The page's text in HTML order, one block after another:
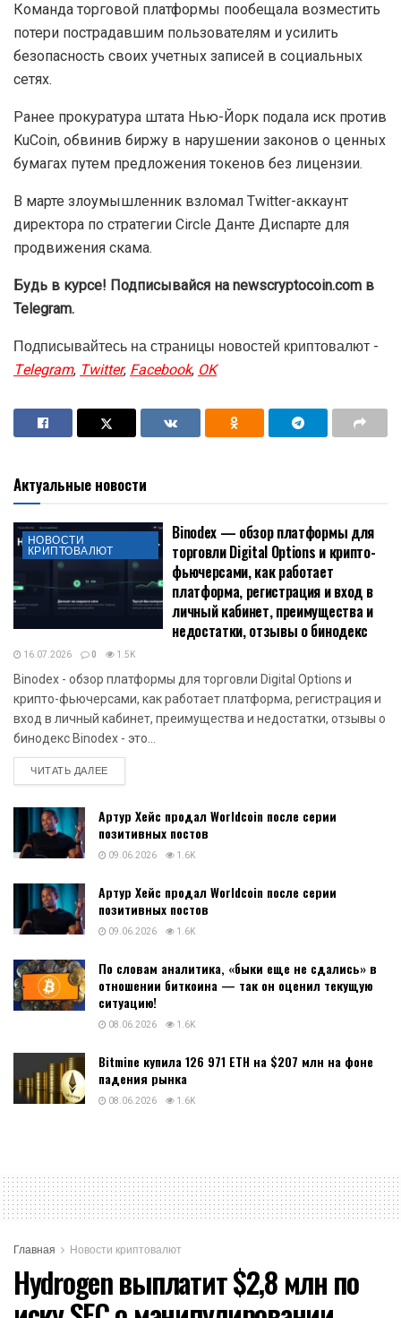
Команда торговой платформы пообещала возместить
потери пострадавшим пользователям и усилить
безопасность своих учетных записей в социальных
сетях.
Ранее прокуратура штата Нью-Йорк подала иск против
KuCoin, обвинив биржу в нарушении законов о ценных
бумагах путем предложения токенов без лицензии.
В марте злоумышленник взломал Twitter-аккаунт
директора по стратегии Circle Данте Диспарте для
продвижения скама.
Будь в курсе! Подписывайся на newscryptocoin.com в
Telegram.
Подписывайтесь на страницы новостей криптовалют -
Telegram,Twitter,Facebook,OK
Актуальные новости
НОВОСТИ
КРИПТОВАЛЮТ
Binodex — обзор платформы для
торговли Digital Options и крипто-
фьючерсами, как работает
платформа, регистрация и вход в
личный кабинет, преимущества и
недостатки, отзывы о бинодекс
16.07.2026 0 1.5K
Binodex - обзор платформы для торговли Digital Options и
крипто-фьючерсами, как работает платформа, регистрация и
вход в личный кабинет, преимущества и недостатки, отзывы о
бинодекс Binodex - это...
ЧИТАТЬ ДАЛЕЕDETAILS
Артур Хейс продал Worldcoin после серии
позитивных постов
09.06.2026 1.6K
Артур Хейс продал Worldcoin после серии
позитивных постов
09.06.2026 1.6K
По словам аналитика, «быки еще не сдались» в
отношении биткоина — так он оценил текущую
ситуацию!
08.06.2026 1.6K
Bitmine купила 126 971 ETH на $207 млн на фоне
падения рынка
08.06.2026 1.6K
Главная Новости криптовалют
Hydrogen выплатит $2,8 млн по